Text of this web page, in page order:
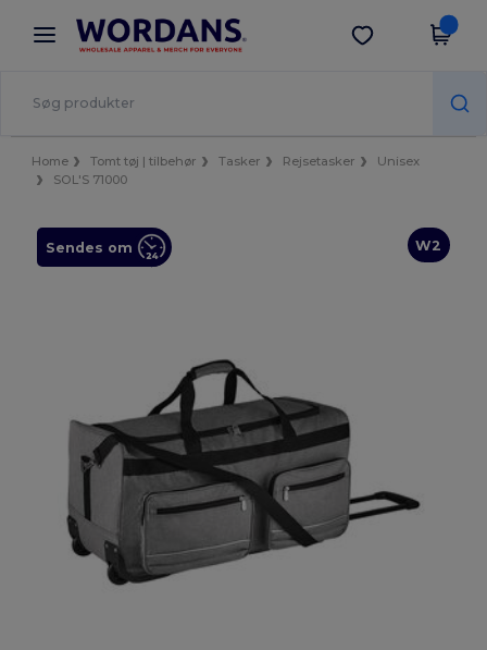
× Wordans-app
Bedre priser i appen!
Hent app
Home Tomt tøj | tilbehør Tasker Rejsetasker
Unisex
SOL'S 71000
W2
Sendes om